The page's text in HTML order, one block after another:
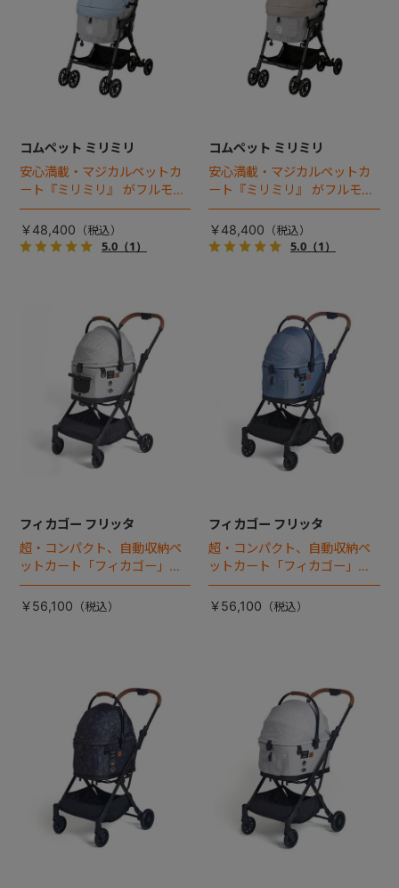
コムペット ミリミリ
安心満載・マジカルペットカ
ート『ミリミリ』 がフルモデ
ルチェンジ。 新機能「マジカ
ルフォールディング」搭載
￥48,400
5.0（1）
コムペット ミリミリ
安心満載・マジカルペットカ
ート『ミリミリ』 がフルモデ
ルチェンジ。 新機能「マジカ
ルフォールディング」搭載
￥48,400
5.0（1）
フィカゴー フリッタ
超・コンパクト、自動収納ペ
ットカート「フィカゴー」に
キャビン着脱タイプが新登
場！
￥56,100
フィカゴー フリッタ
超・コンパクト、自動収納ペ
ットカート「フィカゴー」に
キャビン着脱タイプが新登
場！
￥56,100